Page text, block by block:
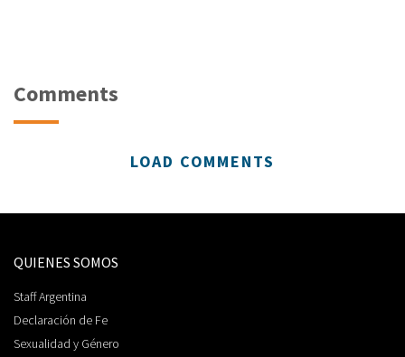
Comments
LOAD COMMENTS
QUIENES SOMOS
Staff Argentina
Declaración de Fe
Sexualidad y Género